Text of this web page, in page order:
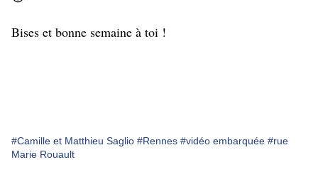
Bises et bonne semaine à toi !
#Camille et Matthieu Saglio #Rennes #vidéo embarquée #rue
Marie Rouault